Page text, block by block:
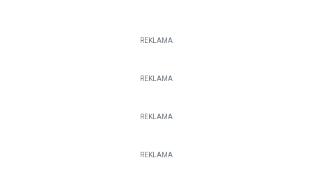
REKLAMA
REKLAMA
REKLAMA
REKLAMA